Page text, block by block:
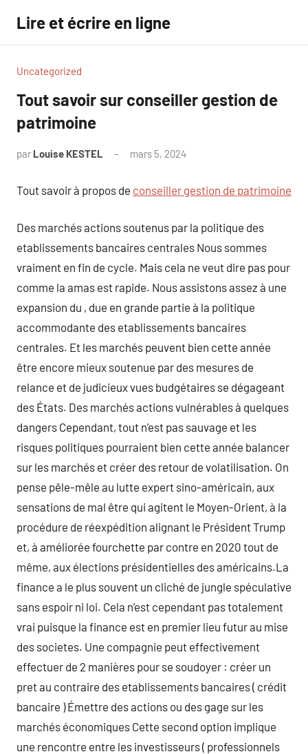
contenu
Lire et écrire en ligne
Uncategorized
Tout savoir sur conseiller gestion de
patrimoine
par Louise KESTEL mars 5, 2024
Tout savoir à propos de conseiller gestion de patrimoine
Des marchés actions soutenus par la politique des
etablissements bancaires centrales Nous sommes
vraiment en fin de cycle. Mais cela ne veut dire pas pour
comme la amas est rapide. Nous assistons assez à une
expansion du , due en grande partie à la politique
accommodante des etablissements bancaires
centrales. Et les marchés peuvent bien cette année
être encore mieux soutenue par des mesures de
relance et de judicieux vues budgétaires se dégageant
des États. Des marchés actions vulnérables à quelques
dangers Cependant, tout n’est pas sauvage et les
risques politiques pourraient bien cette année balancer
sur les marchés et créer des retour de volatilisation. On
pense pêle-mêle au lutte expert sino-américain, aux
sensations de mal être qui agitent le Moyen-Orient, à la
procédure de réexpédition alignant le Président Trump
et, à améliorée fourchette par contre en 2020 tout de
même, aux élections présidentielles des américains.La
finance a le plus souvent un cliché de jungle spéculative
sans espoir ni loi. Cela n’est cependant pas totalement
vrai puisque la finance est en premier lieu futur au mise
des societes. Une compagnie peut effectivement
effectuer de 2 manières pour se soudoyer : créer un
pret au contraire des etablissements bancaires ( crédit
bancaire ) Émettre des actions ou des gage sur les
marchés économiques Cette second option implique
une rencontre entre les investisseurs ( professionnels